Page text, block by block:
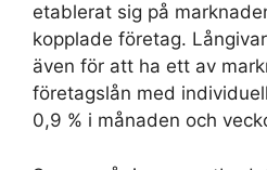
etablerat sig på
kopplade företag.
även för att ha ett av
företagslån med
0,9 % i månaden och